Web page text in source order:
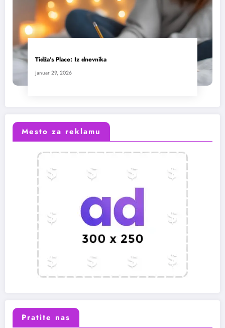
Tidža’s Place: Iz dnevnika
januar 29, 2026
Mesto za reklamu
Pratite nas